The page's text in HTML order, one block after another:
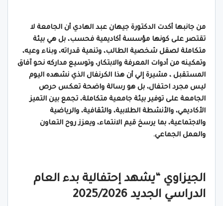
من جانبها أكدت الدكتورة جيهان عبد الهادي أن الجامعة لا
تقتصر على كونها مؤسسة أكاديمية فحسب، بل هي بيئة
متكاملة لصقل شخصية الطالب، وتنمية قدراته، وبناء وعيه،
وتمكينه من أدوات المعرفة والابتكار، وتوسيع مداركه نحو آفاق
المستقبل ، مشيرة إلي أن هذا الكرنفال الذي نشهده اليوم
ليس مجرد احتفال، بل هو رسالة واضحة تعكس حرص
الجامعة على توفير بيئة جامعية متكاملة، تجمع بين التميز
الأكاديمي، والأنشطة الطلابية، والثقافية، والرياضية
والاجتماعية، بما يرسخ قيم الانتماء، ويعزز روح التعاون
والعمل الجماعي.
الجيزاوي “يشهد إحتفالية بدء العام
الدراسي الجديد 2025/2026